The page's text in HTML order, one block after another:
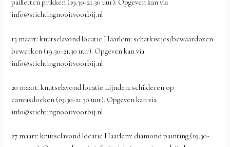
pailletten prikken (19.30-21.30 uur). Opgeven kan via
info@stichtingnooitvoorbij.nl
13 maart: knutselavond locatie Haarlem: schatkistjes/bewaardozen
bewerken (19.30-21.30 uur). Opgeven kan via
info@stichtingnooitvoorbij.nl
20 maart: knutselavond locatie Lijnden: schilderen op
canvasdoeken (19.30-21.30 uur). Opgeven kan via
info@stichtingnooitvoorbij.nl
27 maart: knutselavond locatie Haarlem: diamond painting (19.30-